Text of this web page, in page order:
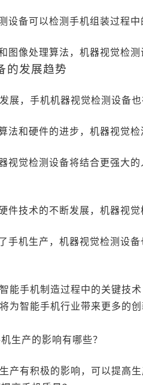
设备可以检测手机组装过程
图像处理算法，机器视觉检
的发展趋势
展，手机机器视觉检测设备
法和硬件的进步，机器视觉
视觉检测设备将结合更强大
件技术的不断发展，机器视
手机生产，机器视觉检测设
能手机制造过程中的关键技
为智能手机行业带来更多的
生产的影响有哪些？
产有积极的影响，可以提高